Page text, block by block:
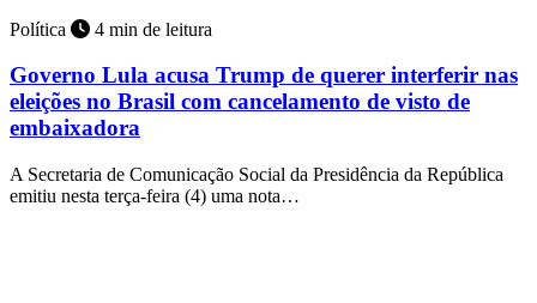
Política 4 min de leitura
Governo Lula acusa Trump de querer interferir nas
eleições no Brasil com cancelamento de visto de
embaixadora
A Secretaria de Comunicação Social da Presidência da República
emitiu nesta terça-feira (4) uma nota…